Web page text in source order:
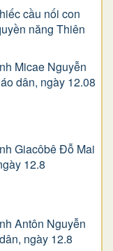
cầu nối con
năng Thiên
Micae Nguyễn
dân, ngày 12.08
Giacôbê Ðỗ Mai
12.8
Antôn Nguyễn
ngày 12.8